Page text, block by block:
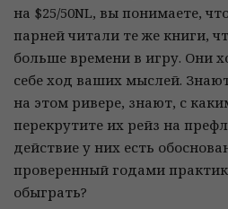
на $25/50NL, вы понимаете,
парней читали те же книги,
больше времени в игру. Они
себе ход ваших мыслей.
на этом ривере, знают, с
перекрутите их рейз на
действие у них есть
проверенный годами
обыграть?